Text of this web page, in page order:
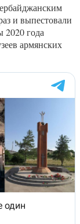
и выпестовали
2020 года
армянских